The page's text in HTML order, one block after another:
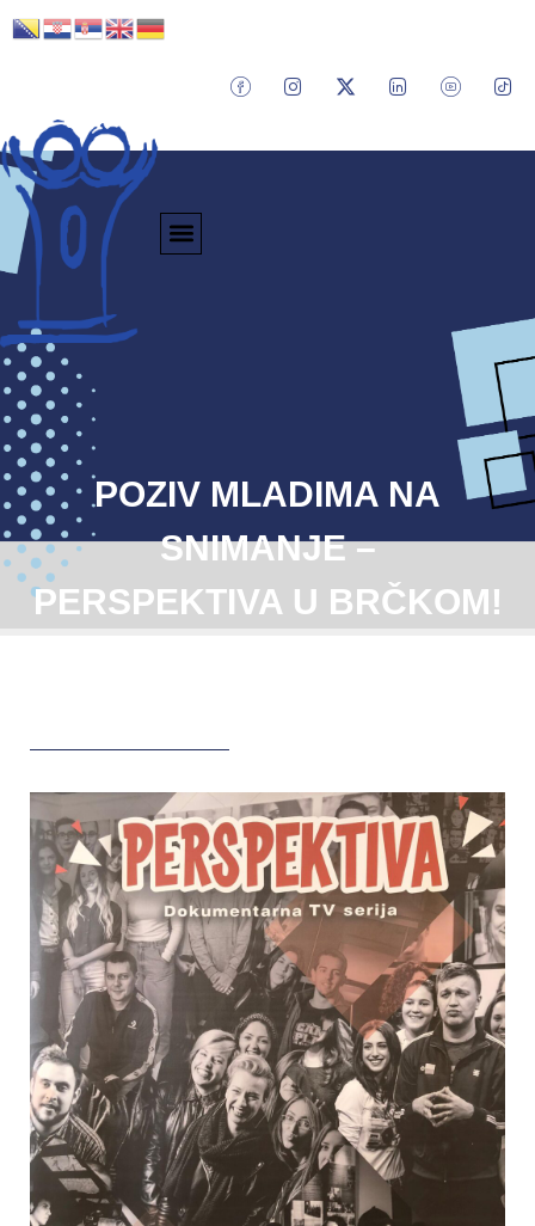
POZIV MLADIMA NA
SNIMANJE –
PERSPEKTIVA U BRČKOM!